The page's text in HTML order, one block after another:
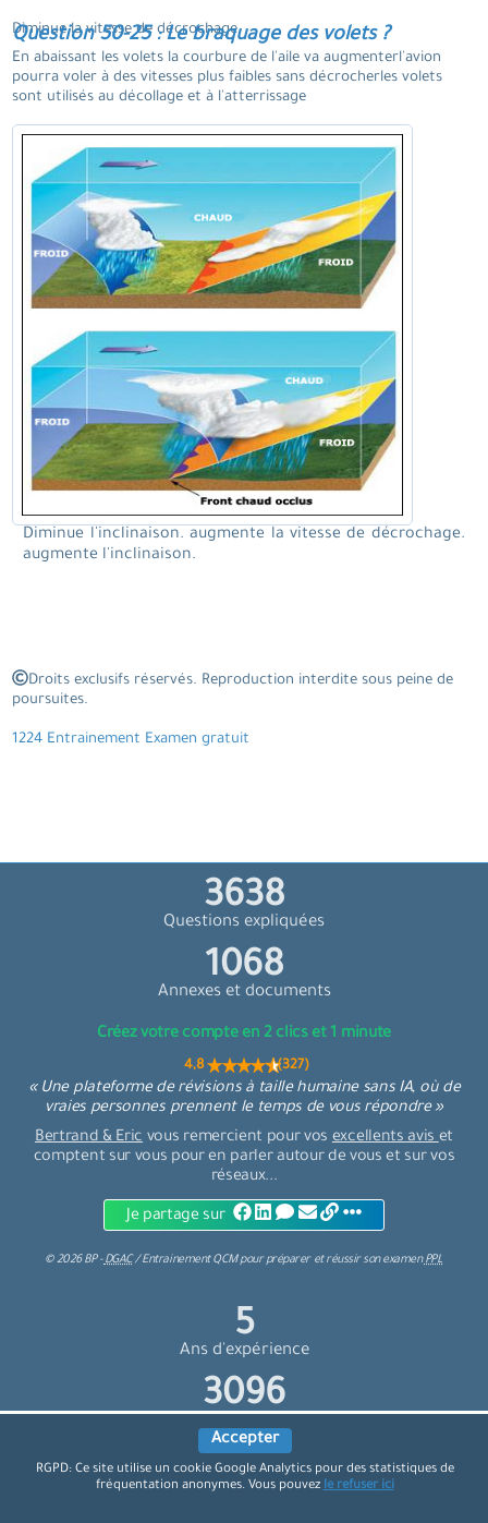
Question 50-25 : Le braquage des volets ?
Diminue la vitesse de décrochage.
En abaissant les volets la courbure de l'aile va augmenterl'avion
pourra voler à des vitesses plus faibles sans décrocherles volets
sont utilisés au décollage et à l'atterrissage
Diminue l'inclinaison. augmente la vitesse de décrochage.
augmente l'inclinaison.
Droits exclusifs réservés. Reproduction interdite sous peine de
poursuites.
1224 Entrainement Examen gratuit
4230
Questions expliquées
1242
Annexes et documents
Créez votre compte en 2 clics et 1 minute
4,8 (327)
« Une plateforme de révisions à taille humaine sans IA, où de
vraies personnes prennent le temps de vous répondre »
Bertrand & Eric vous remercient pour vosexcellents aviset
comptent sur vous pour en parler autour de vous et sur vos
réseaux...
Je partage sur
©2026BP -DGAC/Entrainement QCMpourpréparer et réussir son examenPPL
6
Ans d'expérience
3600
Connaissez-vous nos sites de préparation aux examens ?
Accepter
RGPD: Ce site utilise un cookie Google Analytics pour des statistiques de
fréquentation anonymes. Vous pouvezle refuser ici